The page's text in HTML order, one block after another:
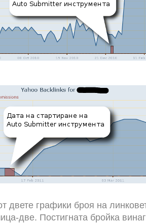
двете графики броя на
две. Постигната бройка